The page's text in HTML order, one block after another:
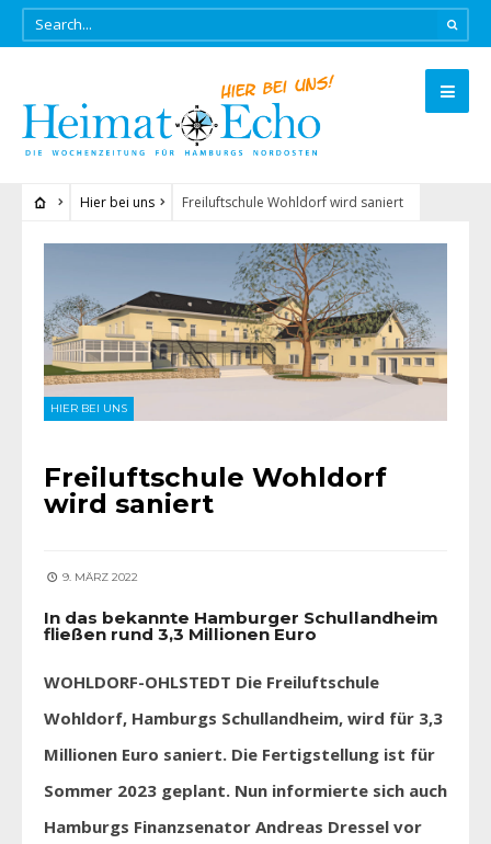
Hier bei uns Freiluftschule Wohldorf wird saniert
HIER BEI UNS
Freiluftschule Wohldorf
wird saniert
9. MÄRZ 2022
In das bekannte Hamburger Schullandheim
fließen rund 3,3 Millionen Euro
WOHLDORF-OHLSTEDT Die Freiluftschule
Wohldorf, Hamburgs Schullandheim, wird für 3,3
Millionen Euro saniert. Die Fertigstellung ist für
Sommer 2023 geplant. Nun informierte sich auch
Hamburgs Finanzsenator Andreas Dressel vor